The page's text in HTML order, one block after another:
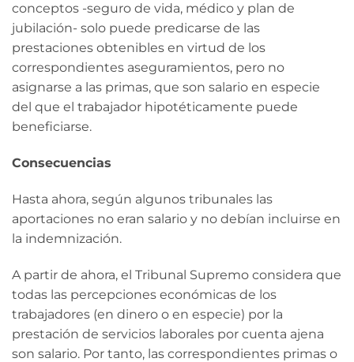
conceptos -seguro de vida, médico y plan de
jubilación- solo puede predicarse de las
prestaciones obtenibles en virtud de los
correspondientes aseguramientos, pero no
asignarse a las primas, que son salario en especie
del que el trabajador hipotéticamente puede
beneficiarse.
Consecuencias
Hasta ahora, según algunos tribunales las
aportaciones no eran salario y no debían incluirse en
la indemnización.
A partir de ahora, el Tribunal Supremo considera que
todas las percepciones económicas de los
trabajadores (en dinero o en especie) por la
prestación de servicios laborales por cuenta ajena
son salario. Por tanto, las correspondientes primas o